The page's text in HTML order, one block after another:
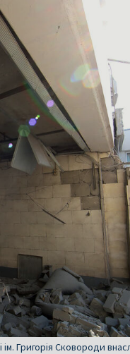
Григорія Сковороди